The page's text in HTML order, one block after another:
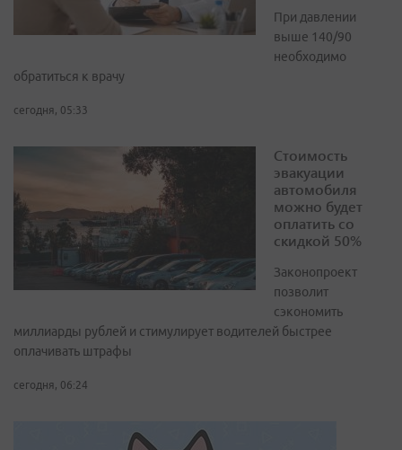
При давлении
выше 140/90
необходимо
обратиться к врачу
сегодня, 05:33
Стоимость
эвакуации
автомобиля
можно будет
оплатить со
скидкой 50%
Законопроект
позволит
сэкономить
миллиарды рублей и стимулирует водителей быстрее
оплачивать штрафы
сегодня, 06:24